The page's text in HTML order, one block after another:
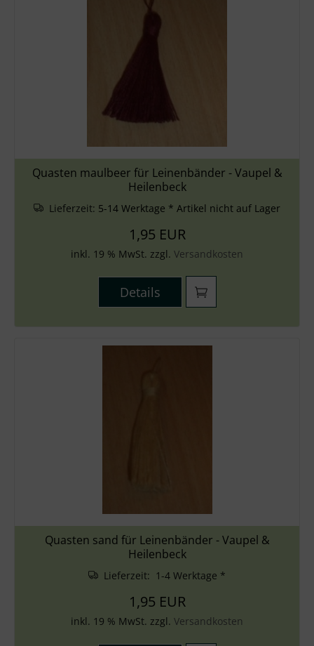
Quasten maulbeer für Leinenbänder - Vaupel &
Heilenbeck
Lieferzeit: 5-14 Werktage * Artikel nicht auf Lager
1,95 EUR
inkl. 19 % MwSt. zzgl. Versandkosten
Details
Quasten sand für Leinenbänder - Vaupel &
Heilenbeck
Lieferzeit: 1-4 Werktage *
1,95 EUR
inkl. 19 % MwSt. zzgl. Versandkosten